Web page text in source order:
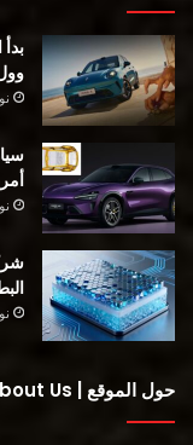
الأساسي للبرمجيات ،
بعد. تقول الشركة أنها
مثل “Trace”.
حول الموقع | About Us